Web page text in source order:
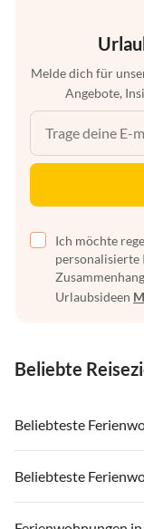
Melde dich für
Angebote,
Ich möchte
personalisierte
Urlaubsideen
Beliebte
Beliebteste
Ferienwohnungen in
Ferienwohnungen in
Beliebteste
Ferienwohnungen in